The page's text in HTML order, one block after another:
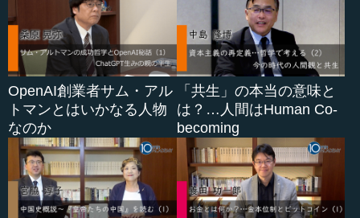
OpenAI創業者サム・アル
トマンとはいかなる人物
なのか
「共生」の本当の意味と
は？…人間はHuman Co-
becoming